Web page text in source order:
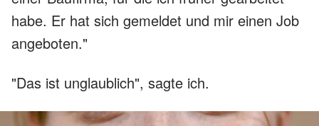
habe. Er hat sich gemeldet und mir einen Job
angeboten."
"Das ist unglaublich", sagte ich.